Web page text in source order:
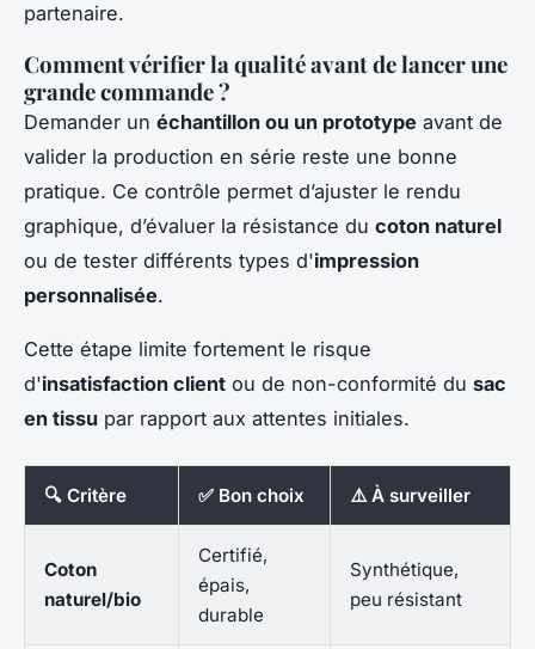
partenaire.
Comment vérifier la qualité avant de lancer une
grande commande ?
Demander un échantillon ou un prototype avant de
valider la production en série reste une bonne
pratique. Ce contrôle permet d’ajuster le rendu
graphique, d’évaluer la résistance du coton naturel
ou de tester différents types d'impression
personnalisée.
Cette étape limite fortement le risque
d'insatisfaction client ou de non-conformité du sac
en tissu par rapport aux attentes initiales.
🔍 Critère ✅ Bon choix ⚠️ À surveiller
Coton
naturel/bio
Certifié,
épais,
durable
Synthétique,
peu résistant